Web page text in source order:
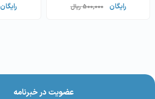
رایگان 500,000 ریال رایگان
عضویت در خبرنامه